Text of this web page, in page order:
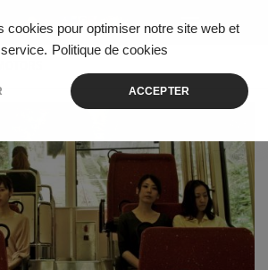
cookies pour optimiser notre site web et
Politique de cookies
ACCEPTER